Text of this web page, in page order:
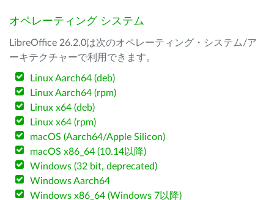
オペレーティング システム
LibreOffice 26.2.0は次のオペレーティング・システム/ア
ーキテクチャーで利用できます。
Linux Aarch64 (deb)
Linux Aarch64 (rpm)
Linux x64 (deb)
Linux x64 (rpm)
macOS (Aarch64/Apple Silicon)
macOS x86_64 (10.14以降)
Windows (32 bit, deprecated)
Windows Aarch64
Windows x86_64 (Windows 7以降)